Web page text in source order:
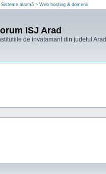
alarmă ~ Web hosting & domenii
ISJ Arad
de invatamant din judetul Arad